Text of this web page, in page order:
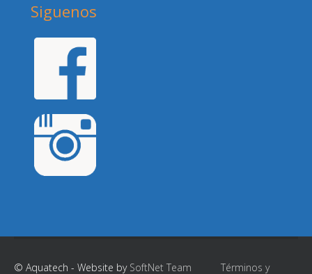
Siguenos
© Aquatech - Website by SoftNet Team Términos y